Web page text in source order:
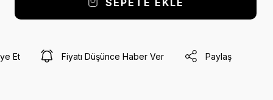
SEPETE EKLE
Et Fiyatı Düşünce Haber Ver Paylaş